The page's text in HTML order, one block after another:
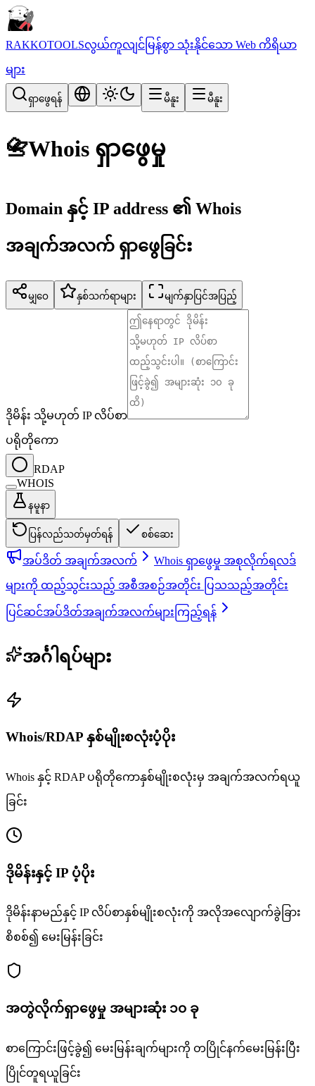
RAKKOTOOLSလွယ်ကူလျင်မြန်စွာ သုံးနိုင်သော Web ကိရိယာ
များ
ရှာဖွေရန် မီနူး မီနူး
📇Whois ရှာဖွေမှု
Domain နှင့် IP address ၏ Whois
အချက်အလက် ရှာဖွေခြင်း
မျှဝေ နှစ်သက်ရာများ မျက်နှာပြင်အပြည့်
ဒိုမိန်း သို့မဟုတ် IP လိပ်စာ
ပရိုတိုကော
RDAP
WHOIS
နမူနာ
ပြန်လည်သတ်မှတ်ရန် စစ်ဆေး
အပ်ဒိတ် အချက်အလက် Whois ရှာဖွေမှု အစုလိုက်ရလဒ်
များကို ထည့်သွင်းသည့် အစီအစဉ်အတိုင်း ပြသသည့်အတိုင်း
ပြင်ဆင်အပ်ဒိတ်အချက်အလက်များကြည့်ရန်
အင်္ဂါရပ်များ
Whois/RDAP နှစ်မျိုးစလုံးပံ့ပိုး
Whois နှင့် RDAP ပရိုတိုကောနှစ်မျိုးစလုံးမှ အချက်အလက်ရယူ
ခြင်း
ဒိုမိန်းနှင့် IP ပံ့ပိုး
ဒိုမိန်းနာမည်နှင့် IP လိပ်စာနှစ်မျိုးစလုံးကို အလိုအလျောက်ခွဲခြား
စိစစ်၍ မေးမြန်းခြင်း
အတွဲလိုက်ရှာဖွေမှု အများဆုံး ၁၀ ခု
စာကြောင်းဖြင့်ခွဲ၍ မေးမြန်းချက်များကို တပြိုင်နက်မေးမြန်းပြီး
ပြိုင်တူရယူခြင်း